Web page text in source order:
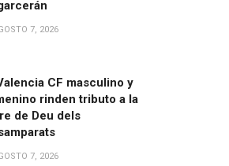
7, 2026
CF masculino y
rinden tributo a la
de Deu dels
7, 2026